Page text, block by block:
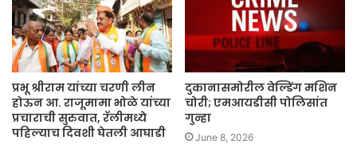
प्रभू श्रीराम यांच्या चरणी लीन
होऊन आ. राजूमामा भोळे यांच्या
प्रचाराची सुरुवात, रॅलीमध्ये
पहिल्याच दिवशी घेतली आघाडी
दुकानासमोरील वेल्डिंग मशिन
चोरी; एमआयडीसी पोलिसांत
गुन्हा
June 8, 2026